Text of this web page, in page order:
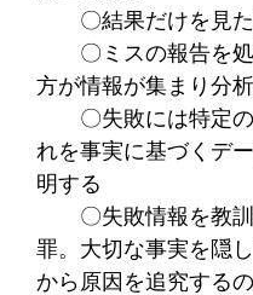
〇結果だけを見た
〇ミスの報告を処
方が情報が集まり分
〇失敗には特定の
れを事実に基づくデ
明する
〇失敗情報を教訓
罪。大切な事実を隠
から原因を追究する